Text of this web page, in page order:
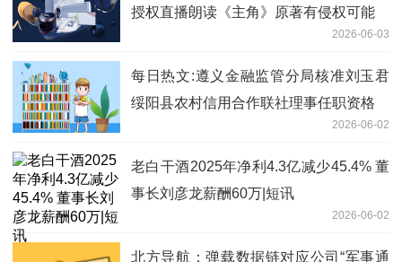
授权直播朗读《主角》原著有侵权可能
2026-06-03
每日热文:遵义金融监管分局核准刘玉君
绥阳县农村信用合作联社理事任职资格
2026-06-02
老白干酒2025年净利4.3亿减少45.4% 董
事长刘彦龙薪酬60万|短讯
2026-06-02
北方导航：弹载数据链对应公司“军事通